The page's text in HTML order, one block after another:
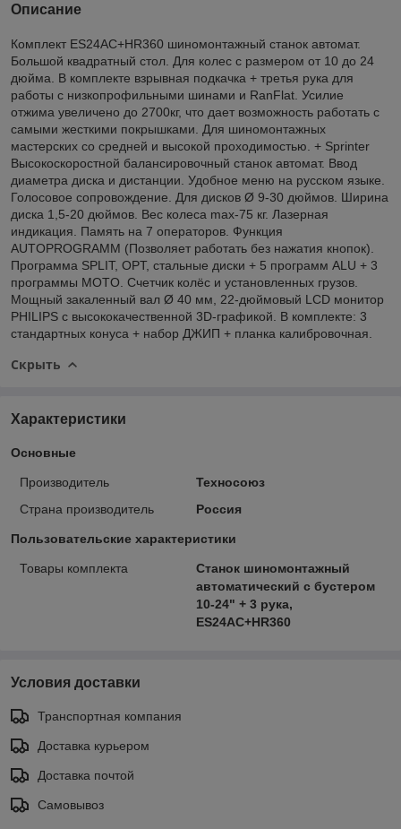
Описание
Комплект ES24AC+HR360 шиномонтажный станок автомат.
Большой квадратный стол. Для колес с размером от 10 до 24
дюйма. В комплекте взрывная подкачка + третья рука для
работы с низкопрофильными шинами и RanFlat. Усилие
отжима увеличено до 2700кг, что дает возможность работать с
самыми жесткими покрышками. Для шиномонтажных
мастерских со средней и высокой проходимостью. + Sprinter
Высокоскоростной балансировочный станок автомат. Ввод
диаметра диска и дистанции. Удобное меню на русском языке.
Голосовое сопровождение. Для дисков Ø 9-30 дюймов. Ширина
диска 1,5-20 дюймов. Вес колеса max-75 кг. Лазерная
индикация. Память на 7 операторов. Функция
AUTOPROGRAMM (Позволяет работать без нажатия кнопок).
Программа SPLIT, OPT, стальные диски + 5 программ ALU + 3
программы MOTO. Счетчик колёс и установленных грузов.
Мощный закаленный вал Ø 40 мм, 22-дюймовый LCD монитор
PHILIPS с высококачественной 3D-графикой. В комплекте: 3
стандартных конуса + набор ДЖИП + планка калибровочная.
Скрыть
Характеристики
Основные
Производитель
Техносоюз
Страна производитель
Россия
Пользовательские характеристики
Товары комплекта
Станок шиномонтажный
автоматический с бустером
10-24" + 3 рука,
ES24AC+HR360
Условия доставки
Транспортная компания
Доставка курьером
Доставка почтой
Самовывоз